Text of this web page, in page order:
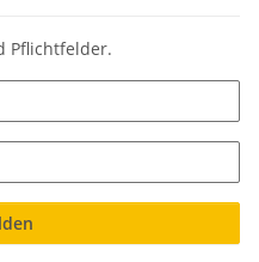
Pflichtfelder.